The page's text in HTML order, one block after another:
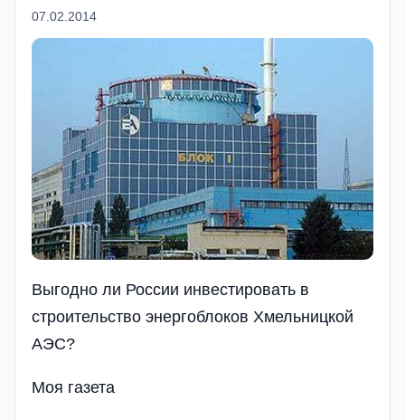
07.02.2014
Выгодно ли России инвестировать в
строительство энергоблоков Хмельницкой
АЭС?
Моя газета